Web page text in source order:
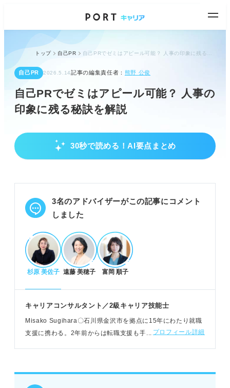
トップ 自己PR
自己PR 2026.5.14記事の編集責任者： 熊野 公俊
自己PRでゼミはアピール可能？ 人事の
印象に残る秘訣を解説
30秒で読める！AI要点まとめ
ゼミを自己PRでアピールする際の基本と差別化
企業は強み、人柄、自社との適合性を自己PRで判断
します。
しょう。
POINT：多くの学生が経験するため、具体的な行動
と成果で差をつけましょう。
プ
ゼミに入った理由や行動、成果を具体的に深掘りし
ます。
モチベーションの源泉を言語化し、人柄を鮮明に伝
3名のアドバイザーがこの記事にコメント
しました
杉原 美佐子 遠藤 美穂子 富岡 順子
キャリアコンサルタント／2級キャリア技能士
Misako Sugihara〇石川県金沢市を拠点に15年にわたり就職
支援に携わる。2年前からは転職支援も手掛けているプロフィール詳細